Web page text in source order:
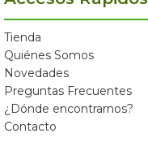
Tienda
Quiénes Somos
Novedades
Preguntas Frecuentes
¿Dónde encontrarnos?
Contacto